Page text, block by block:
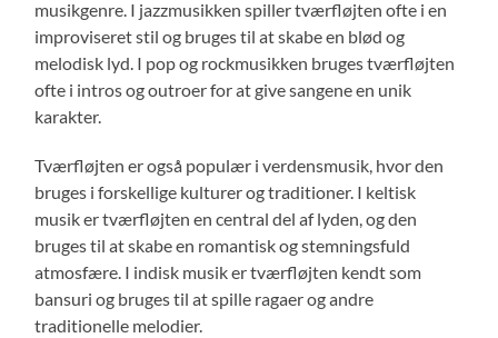
musikgenre. I jazzmusikken spiller tværfløjten ofte i en
improviseret stil og bruges til at skabe en blød og
melodisk lyd. I pop og rockmusikken bruges tværfløjten
ofte i intros og outroer for at give sangene en unik
karakter.
Tværfløjten er også populær i verdensmusik, hvor den
bruges i forskellige kulturer og traditioner. I keltisk
musik er tværfløjten en central del af lyden, og den
bruges til at skabe en romantisk og stemningsfuld
atmosfære. I indisk musik er tværfløjten kendt som
bansuri og bruges til at spille ragaer og andre
traditionelle melodier.